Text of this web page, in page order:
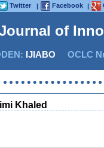
Twitter | Facebook |
of
IJIABO OCLC
Khaled